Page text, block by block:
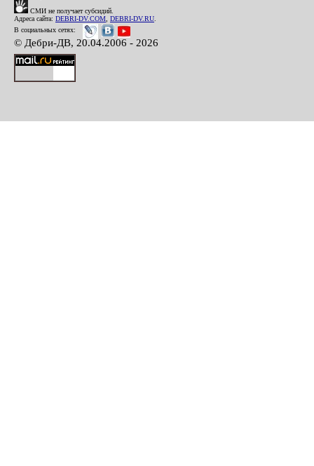
СМИ не получает субсидий.
Адреса сайта: DEBRI-DV.COM DEBRI-DV.RU
В социальных сетях:
© Дебри-ДВ, 20.04.2006 - 2026